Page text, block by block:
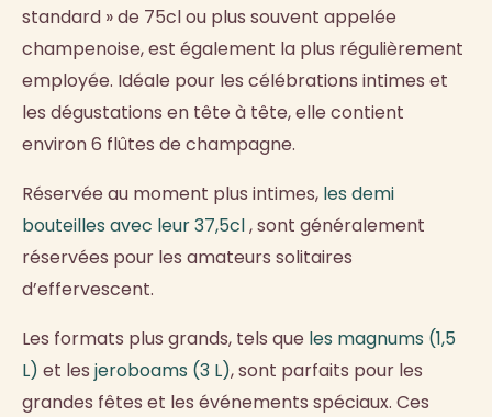
standard » de 75cl ou plus souvent appelée
champenoise, est également la plus régulièrement
employée. Idéale pour les célébrations intimes et
les dégustations en tête à tête, elle contient
environ 6 flûtes de champagne.
Réservée au moment plus intimes, les demi
bouteilles avec leur 37,5cl, sont généralement
réservées pour les amateurs solitaires
d’effervescent.
Les formats plus grands, tels que les magnums (1,5
L) et les jeroboams (3 L), sont parfaits pour les
grandes fêtes et les événements spéciaux. Ces